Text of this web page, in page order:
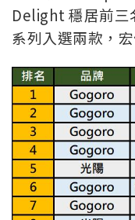
Delight 穩居前三
系列入選兩款，